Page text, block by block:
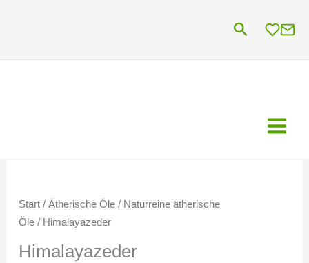
Suchen
Start/ Ätherische Öle/ Naturreine ätherische
Öle/ Himalayazeder
Himalayazeder